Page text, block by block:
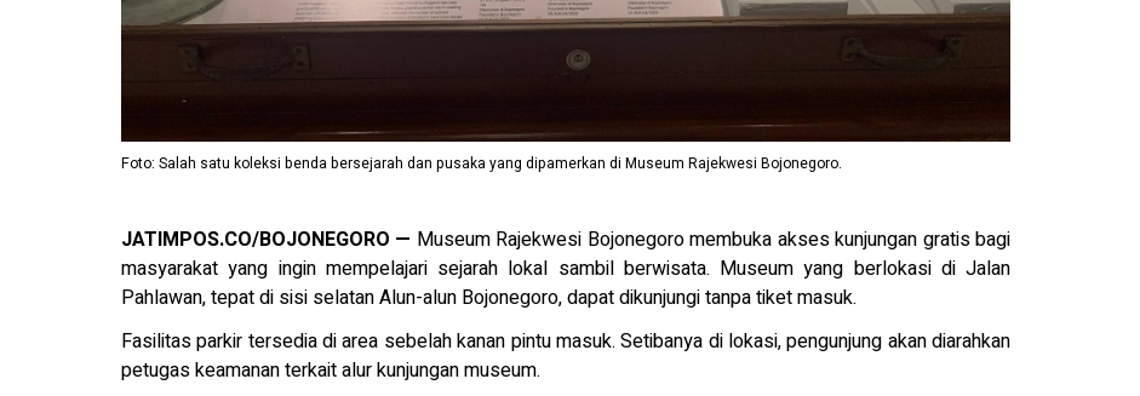
Foto: Salah satu koleksi benda bersejarah dan pusaka yang dipamerkan di Museum Rajekwesi Bojonegoro.
JATIMPOS.CO/BOJONEGORO — Museum Rajekwesi Bojonegoro membuka akses kunjungan gratis bagi
masyarakat yang ingin mempelajari sejarah lokal sambil berwisata. Museum yang berlokasi di Jalan
Pahlawan, tepat di sisi selatan Alun-alun Bojonegoro, dapat dikunjungi tanpa tiket masuk.
Fasilitas parkir tersedia di area sebelah kanan pintu masuk. Setibanya di lokasi, pengunjung akan diarahkan
petugas keamanan terkait alur kunjungan museum.